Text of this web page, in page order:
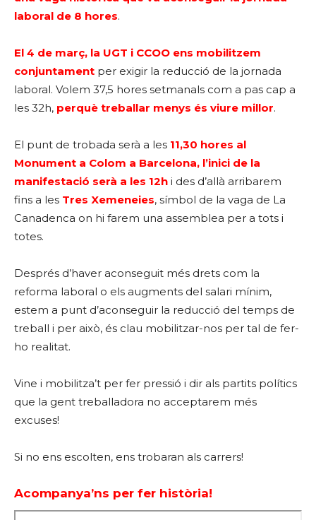
laboral de 8 hores.
El 4 de març, la UGT i CCOO ens mobilitzem
conjuntament per exigir la reducció de la jornada
laboral. Volem 37,5 hores setmanals com a pas cap a
les 32h, perquè treballar menys és viure millor.
El punt de trobada serà a les 11,30 hores al
Monument a Colom a Barcelona, l’inici de la
manifestació serà a les 12h i des d’allà arribarem
fins a les Tres Xemeneies, símbol de la vaga de La
Canadenca on hi farem una assemblea per a tots i
totes.
Després d’haver aconseguit més drets com la
reforma laboral o els augments del salari mínim,
estem a punt d’aconseguir la reducció del temps de
treball i per això, és clau mobilitzar-nos per tal de fer-
ho realitat.
Vine i mobilitza’t per fer pressió i dir als partits polítics
que la gent treballadora no acceptarem més
excuses!
Si no ens escolten, ens trobaran als carrers!
Acompanya’ns per fer història!